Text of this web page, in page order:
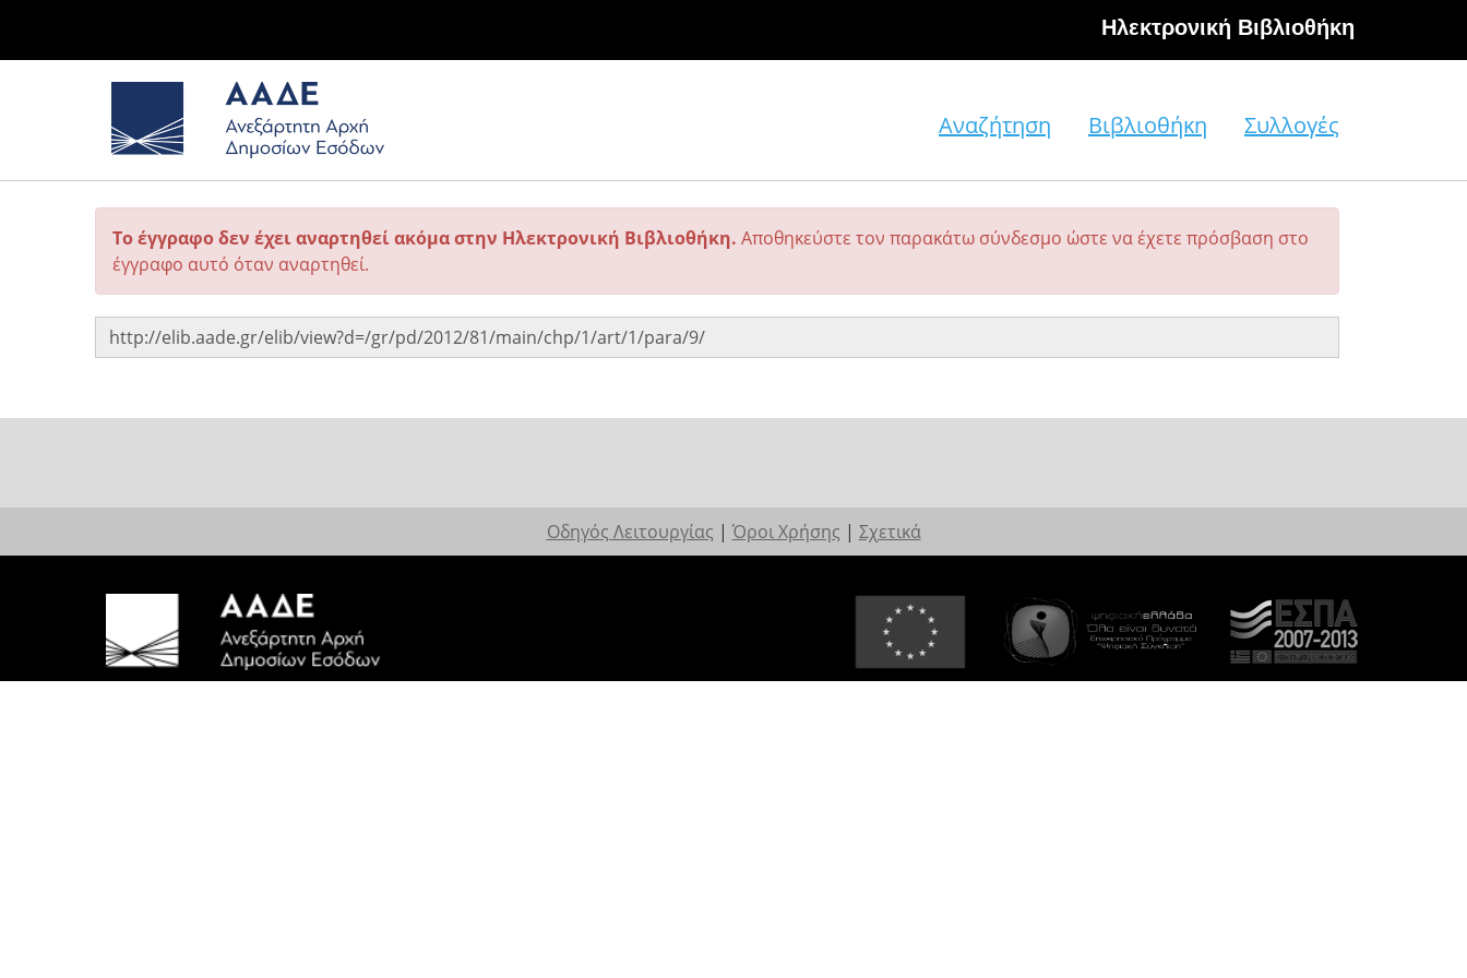
Hλεκτρονική Βιβλιοθήκη
Αναζήτηση Βιβλιοθήκη Συλλογές
Το έγγραφο δεν έχει αναρτηθεί ακόμα στην Ηλεκτρονική Βιβλιοθήκη. Αποθηκεύστε τον παρακάτω σύνδεσμο ώστε να έχετε πρόσβαση στο
έγγραφο αυτό όταν αναρτηθεί.
Οδηγός Λειτουργίας | Όροι Χρήσης | Σχετικά